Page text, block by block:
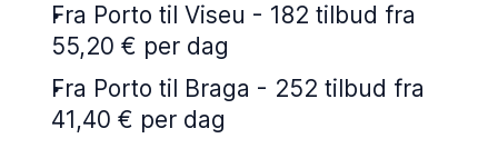
Fra Porto til Viseu - 182 tilbud fra
55,20 € per dag
Fra Porto til Braga - 252 tilbud fra
41,40 € per dag